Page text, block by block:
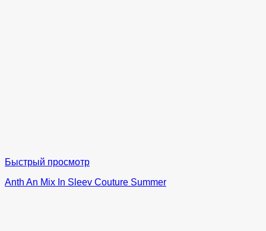
Быстрый просмотр
Anth An Mix In Sleev Couture Summer